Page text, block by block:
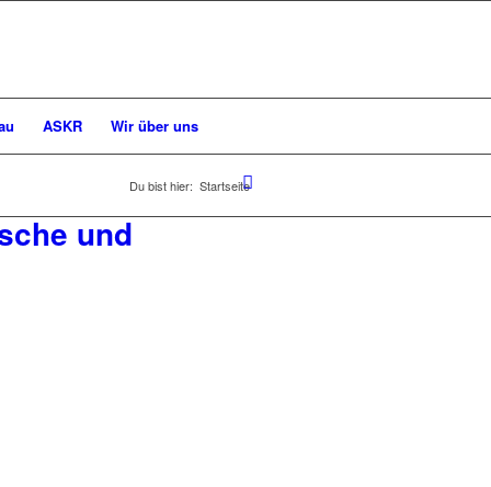
ASKR Wir über uns
Du bist hier: Startseite
und